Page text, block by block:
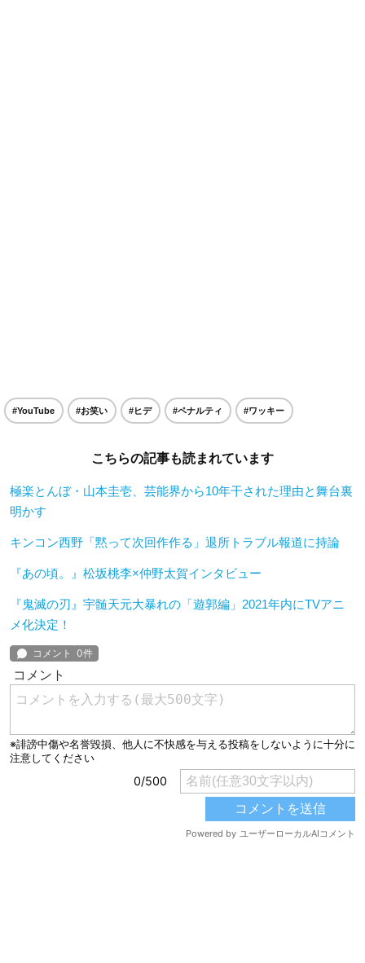
#YouTube #お笑い #ヒデ #ペナルティ #ワッキー
こちらの記事も読まれています
極楽とんぼ・山本圭壱、芸能界から10年干された理由と舞台裏
明かす
キンコン西野「黙って次回作作る」退所トラブル報道に持論
『あの頃。』松坂桃李×仲野太賀インタビュー
『鬼滅の刃』宇髄天元大暴れの「遊郭編」2021年内にTVアニ
メ化決定！